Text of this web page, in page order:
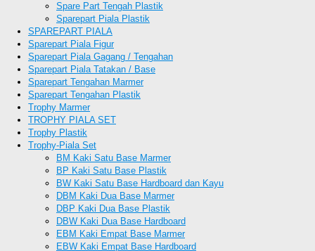
Spare Part Tengah Plastik
Sparepart Piala Plastik
SPAREPART PIALA
Sparepart Piala Figur
Sparepart Piala Gagang / Tengahan
Sparepart Piala Tatakan / Base
Sparepart Tengahan Marmer
Sparepart Tengahan Plastik
Trophy Marmer
TROPHY PIALA SET
Trophy Plastik
Trophy-Piala Set
BM Kaki Satu Base Marmer
BP Kaki Satu Base Plastik
BW Kaki Satu Base Hardboard dan Kayu
DBM Kaki Dua Base Marmer
DBP Kaki Dua Base Plastik
DBW Kaki Dua Base Hardboard
EBM Kaki Empat Base Marmer
EBW Kaki Empat Base Hardboard